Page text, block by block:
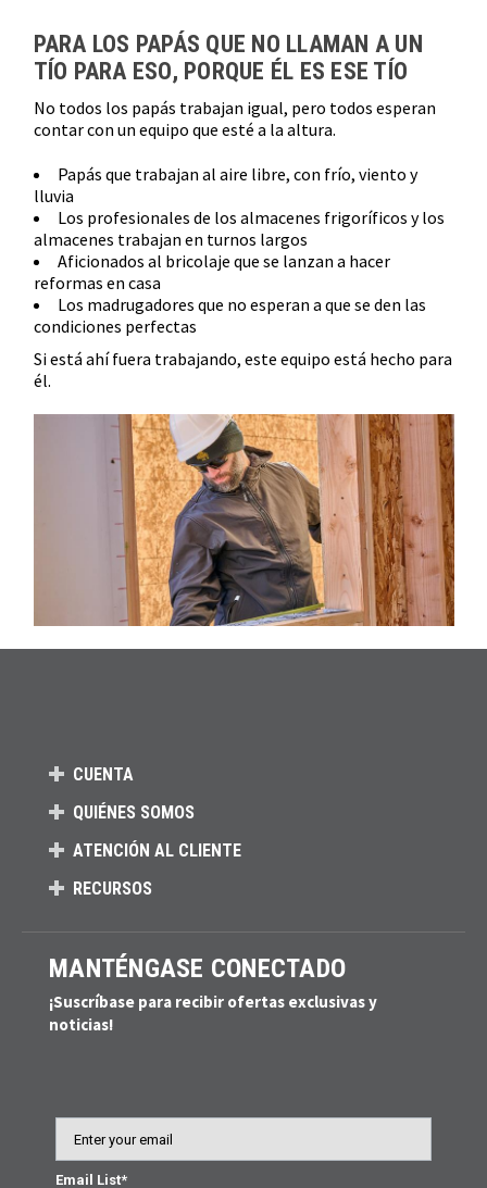
PARA LOS PAPÁS QUE NO LLAMAN A UN
TÍO PARA ESO, PORQUE ÉL ES ESE TÍO
No todos los papás trabajan igual, pero todos esperan
contar con un equipo que esté a la altura.
Papás que trabajan al aire libre, con frío, viento y
lluvia
Los profesionales de los almacenes frigoríficos y los
almacenes trabajan en turnos largos
Aficionados al bricolaje que se lanzan a hacer
reformas en casa
Los madrugadores que no esperan a que se den las
condiciones perfectas
Si está ahí fuera trabajando, este equipo está hecho para
él.
CUENTA
QUIÉNES SOMOS
ATENCIÓN AL CLIENTE
RECURSOS
MANTÉNGASE CONECTADO
¡Suscríbase para recibir ofertas exclusivas y
noticias!
Email List*